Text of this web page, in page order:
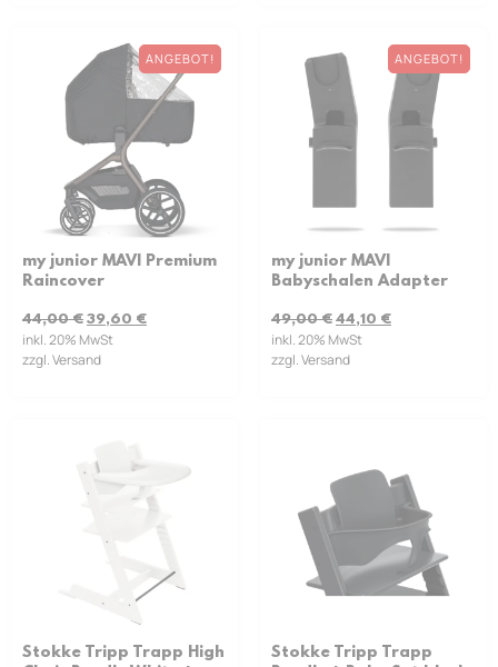
ANGEBOT!
my junior MAVI Premium
Raincover
44,00€ 39,60 €
inkl. 20% MwSt
zzgl. Versand
ANGEBOT!
my junior MAVI
Babyschalen Adapter
49,00€ 44,10 €
inkl. 20% MwSt
zzgl. Versand
Stokke Tripp Trapp High
Stokke Tripp Trapp